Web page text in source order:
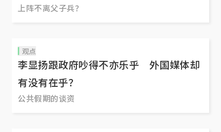
上阵不离父子兵？
观点
李显扬跟政府吵得不亦乐乎 外国媒体却
有没有在乎？
公共假期的谈资